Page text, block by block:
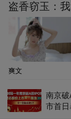
携“科
都动
盗香窃玉：
爽文